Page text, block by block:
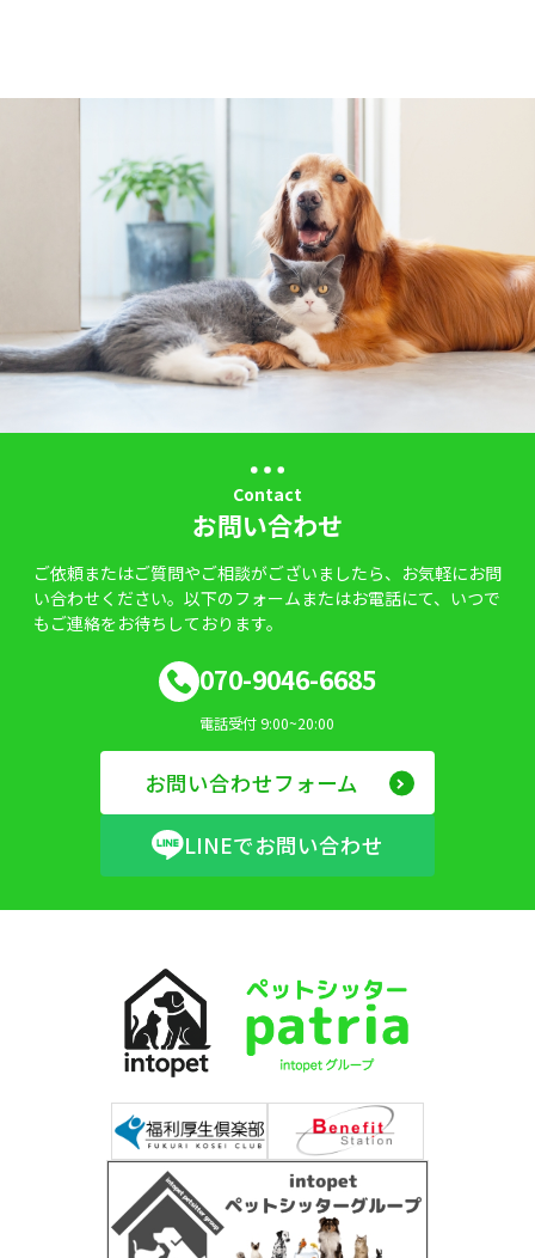
Contact
お問い合わせ
ご依頼またはご質問やご相談がございましたら、お気軽にお問
い合わせください。以下のフォームまたはお電話にて、いつで
もご連絡をお待ちしております。
070-9046-6685
電話受付 9:00~20:00
お問い合わせフォーム
LINEでお問い合わせ